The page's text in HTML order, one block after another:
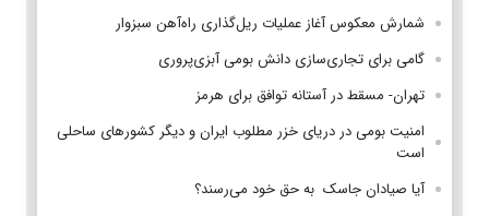
شمارش معکوس آغاز عملیات ریل‌گذاری راه‌آهن سبزوار
گامی برای تجاری‌سازی دانش بومی آبزی‌پروری
تهران- مسقط در آستانه توافق برای هرمز
امنیت بومی در دریای خزر مطلوب ایران و دیگر کشورهای ساحلی
است
آیا صیادان جاسک به حق خود می‌رسند؟